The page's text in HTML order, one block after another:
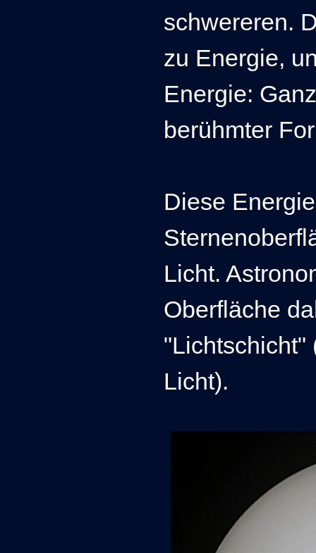
schwereren.
zu Energie,
Energie:
berühmter
Diese
Licht.
Oberfläche
"Lichtschicht"
Licht).